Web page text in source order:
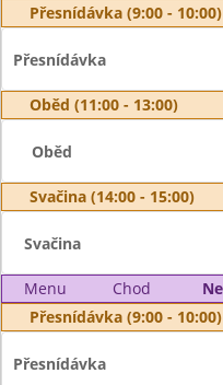
Přesnídávka (9:00 - 10:00)
Přesnídávka
Oběd (11:00 - 13:00)
Oběd
Svačina (14:00 - 15:00)
Svačina
Menu Chod
Přesnídávka (9:00 - 10:00)
Přesnídávka